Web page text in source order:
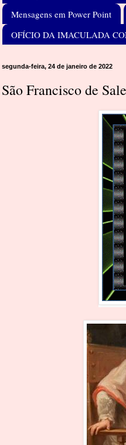
Mensagens em Power Point
OFÍCIO DA IMACULADA
segunda-feira, 24 de janeiro de 2022
São Francisco de